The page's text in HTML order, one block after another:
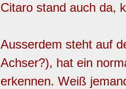
Citaro stand auch da,
Ausserdem steht auf
Achser?), hat ein
erkennen. Weiß